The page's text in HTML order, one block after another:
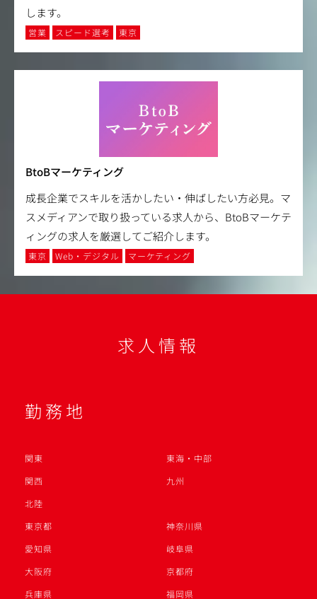
します。
営業 スピード選考 東京
BtoBマーケティング
成長企業でスキルを活かしたい・伸ばしたい方必見。マ
スメディアンで取り扱っている求人から、BtoBマーケテ
ィングの求人を厳選してご紹介します。
東京 Web・デジタル マーケティング
求人情報
勤務地
関東
東海・中部
関西
九州
北陸
東京都
神奈川県
愛知県
岐阜県
大阪府
京都府
兵庫県
福岡県